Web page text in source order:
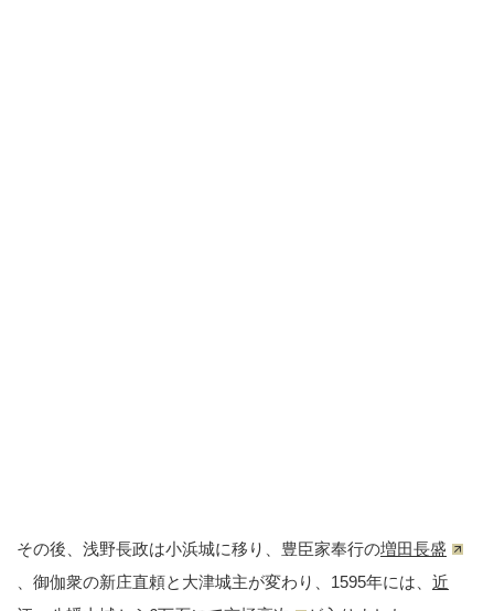
その後、浅野長政は小浜城に移り、豊臣家奉行の増田長盛
、御伽衆の新庄直頼と大津城主が変わり、1595年には、 近